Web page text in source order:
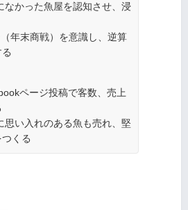
かった魚屋を認知させ、浸
年末商戦）を意識し、逆算
ページ投稿で客数、売上
い入れのある魚も売れ、堅
くる